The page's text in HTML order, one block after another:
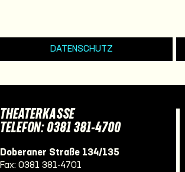
DATENSCHUTZ
THEATERKASSE
TELEFON: 0381 381-4700
Doberaner Straße 134/135
Fax: 0381 381-4701